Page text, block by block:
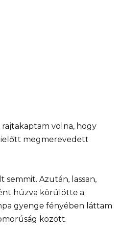
volna, hogy
megmerevedett
semmit. Azután, lassan,
húzva körülötte a
gyenge fényében láttam
között.